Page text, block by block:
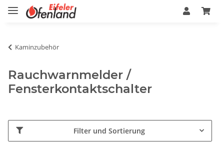
Kaminzubehör
Rauchwarnmelder /
Fensterkontaktschalter
Filter und Sortierung